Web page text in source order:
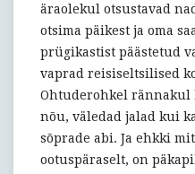
äraolekul otsustavad
otsima päikest ja oma
prügikastist päästetud
vaprad reisiseltsilised
Ohtuderohkel
nõu, väledad jalad kui
sõprade abi. Ja ehkki
ootuspäraselt, on